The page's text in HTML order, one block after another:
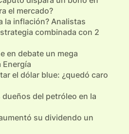
el mercado?
la inflación? Analistas
combinada con 2
en debate un mega
Energía
el dólar blue: ¿quedó caro
del petróleo en la
su dividendo un